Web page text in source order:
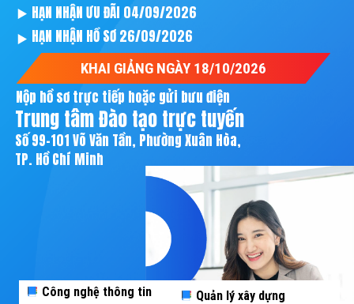
HẠN NHẬN HỒ SƠ 26/09/2026
HẠN NHẬN ƯU ĐÃI 04/09/2026
KHAI GIẢNG NGÀY 18/10/2026
Nộp hồ sơ trực tiếp hoặc gửi bưu điện
Trung tâm Đào tạo trực tuyến
Số 99-101 Võ Văn Tần, Phường Xuân Hòa,
TP. Hồ Chí Minh
Quản lý xây dựng
Công nghệ thông tin